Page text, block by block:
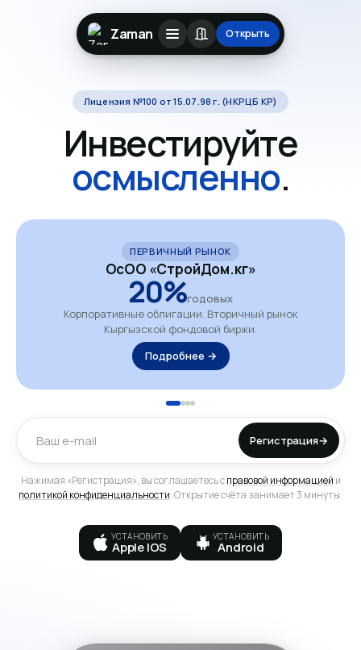
Zaman Открыть
Лицензия №100 от 15.07.98 г. (НКРЦБ КР)
Инвестируйте
осмысленно.
ПЕРВИЧНЫЙ РЫНОК
ОсОО «СтройДом.кг»
20%годовых
Корпоративные облигации. Вторичный рынок
Кыргызской фондовой биржи.
Подробнее →
Регистрация→
Нажимая «Регистрация», вы соглашаетесь справовой информацией и
политикой конфиденциальности. Открытие счёта занимает 3 минуты.
УСТАНОВИТЬ
Apple IOS
УСТАНОВИТЬ
Android